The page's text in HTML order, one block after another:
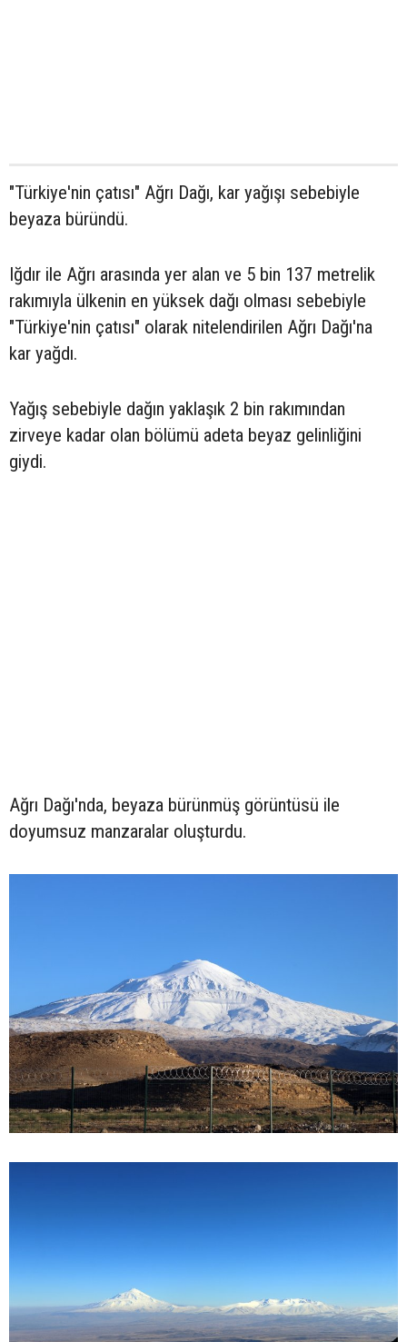
"Türkiye'nin çatısı" Ağrı Dağı, kar yağışı sebebiyle
beyaza büründü.
Iğdır ile Ağrı arasında yer alan ve 5 bin 137 metrelik
rakımıyla ülkenin en yüksek dağı olması sebebiyle
"Türkiye'nin çatısı" olarak nitelendirilen Ağrı Dağı'na
kar yağdı.
Yağış sebebiyle dağın yaklaşık 2 bin rakımından
zirveye kadar olan bölümü adeta beyaz gelinliğini
giydi.
Ağrı Dağı'nda, beyaza bürünmüş görüntüsü ile
doyumsuz manzaralar oluşturdu.